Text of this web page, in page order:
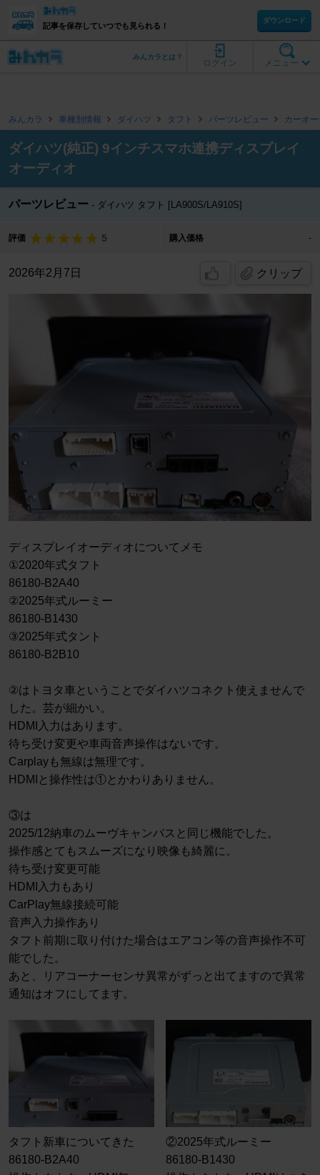
記事を保存していつでも見られる！
ダウンロード
メニュー
ログイン
みんカラとは？
みんカラ 車種別情報 ダイハツ タフト パーツレビュー カーオ
ダイハツ(純正) 9インチスマホ連携ディスプレイ
オーディオ
パーツレビュー ダイハツ タフト [LA900S/LA910S]
評価 5 購入価格 -
2026年2月7日 クリップ
ディスプレイオーディオについてメモ
①2020年式タフト
86180-B2A40
②2025年式ルーミー
86180-B1430
③2025年式タント
86180-B2B10
②はトヨタ車ということでダイハツコネクト使えませんで
した。芸が細かい。
HDMI入力はあります。
待ち受け変更や車両音声操作はないです。
Carplayも無線は無理です。
HDMIと操作性は①とかわりありません。
③は
2025/12納車のムーヴキャンバスと同じ機能でした。
操作感とてもスムーズになり映像も綺麗に。
待ち受け変更可能
HDMI入力もあり
CarPlay無線接続可能
音声入力操作あり
タフト前期に取り付けた場合はエアコン等の音声操作不可
能でした。
あと、リアコーナーセンサ異常がずっと出てますので異常
通知はオフにしてます。
タフト新車についてきた
86180-B2A40
②2025年式ルーミー
86180-B1430